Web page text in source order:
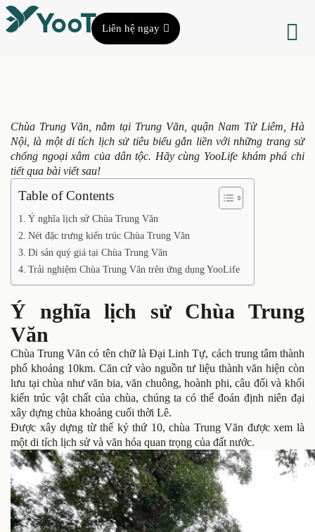
Liên hệ ngay
Chùa Trung Văn, nằm tại Trung Văn, quận Nam Từ Liêm, Hà
Nội, là một di tích lịch sử tiêu biểu gắn liền với những trang sử
chống ngoại xâm của dân tộc. Hãy cùng YooLife khám phá chi
tiết qua bài viết sau!
Table of Contents
Ý nghĩa lịch sử Chùa Trung Văn
Nét đặc trưng kiến trúc Chùa Trung Văn
Di sản quý giá tại Chùa Trung Văn
Trải nghiệm Chùa Trung Văn trên ứng dụng YooLife
Ý nghĩa lịch sử Chùa Trung
Văn
Chùa Trung Văn có tên chữ là Đại Linh Tự, cách trung tâm thành
phố khoảng 10km. Căn cứ vào nguồn tư liệu thành văn hiện còn
lưu tại chùa như văn bia, văn chuông, hoành phi, câu đối và khối
kiến trúc vật chất của chùa, chúng ta có thể đoán định niên đại
xây dựng chùa khoảng cuối thời Lê.
Được xây dựng từ thế kỷ thứ 10, chùa Trung Văn được xem là
một di tích lịch sử và văn hóa quan trọng của đất nước.